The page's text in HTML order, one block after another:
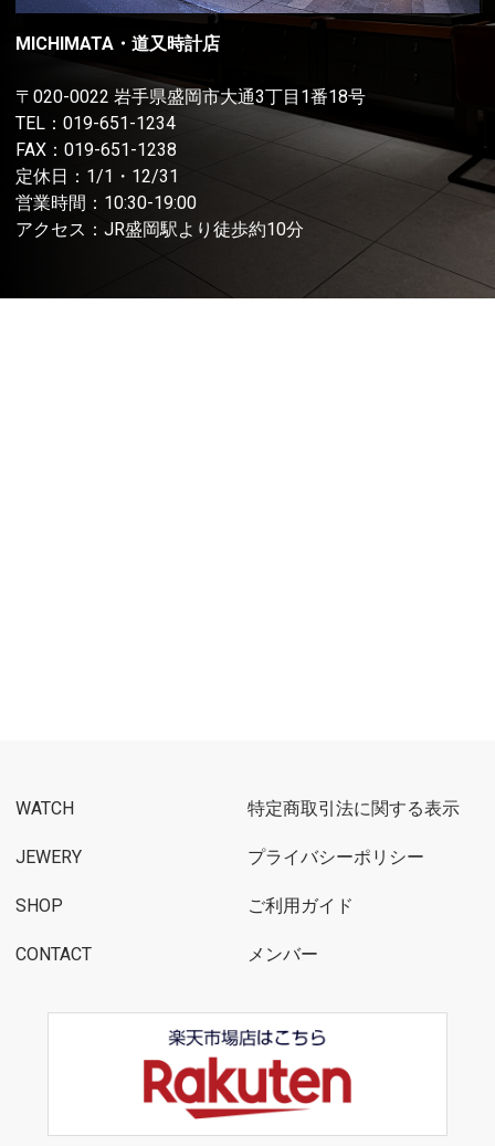
MICHIMATA・道又時計店
〒020-0022 岩手県盛岡市大通3丁目1番18号
TEL： 019-651-1234
FAX：019-651-1238
定休日：1/1・12/31
営業時間：10:30-19:00
アクセス：JR盛岡駅より徒歩約10分
WATCH
JEWERY
SHOP
CONTACT
特定商取引法に関する表示
プライバシーポリシー
ご利用ガイド
メンバー